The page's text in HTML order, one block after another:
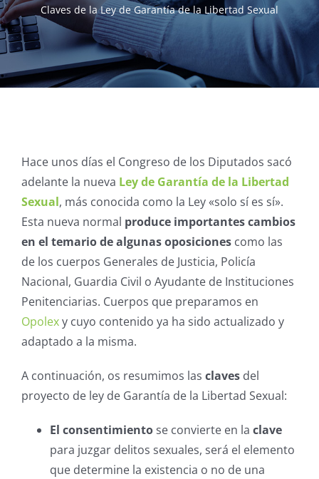
Claves de la Ley de Garantía de la Libertad Sexual
Hace unos días el Congreso de los Diputados sacó
adelante la nueva Ley de Garantía de la Libertad
Sexual, más conocida como la Ley «solo sí es sí».
Esta nueva normal produce importantes cambios
en el temario de algunas oposiciones como las
de los cuerpos Generales de Justicia, Policía
Nacional, Guardia Civil o Ayudante de Instituciones
Penitenciarias. Cuerpos que preparamos en
Opolexy cuyo contenido ya ha sido actualizado y
adaptado a la misma.
A continuación, os resumimos las claves del
proyecto de ley de Garantía de la Libertad Sexual:
El consentimientose convierte en la clave
para juzgar delitos sexuales, será el elemento
que determine la existencia o no de una